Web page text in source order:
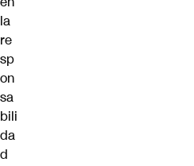
la
re
sp
on
sa
bili
da
d